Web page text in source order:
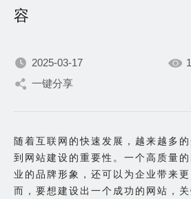
我们不断积累持
出色的
容
2025-03-17
一键分享
随着互联网的快速发展，越来越多
到网站建设的重要性。一个高质量
业的品牌形象，还可以为企业带来
而，要想建设出一个成功的网站，